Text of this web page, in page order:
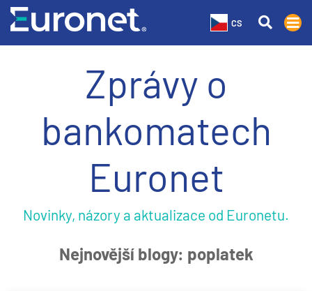
CS
Zprávy o
bankomatech
Euronet
Novinky, názory a aktualizace od Euronetu.
Nejnovější blogy: poplatek